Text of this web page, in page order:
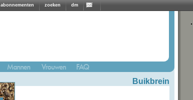
abonnementen zoeken dm
Buikbrein